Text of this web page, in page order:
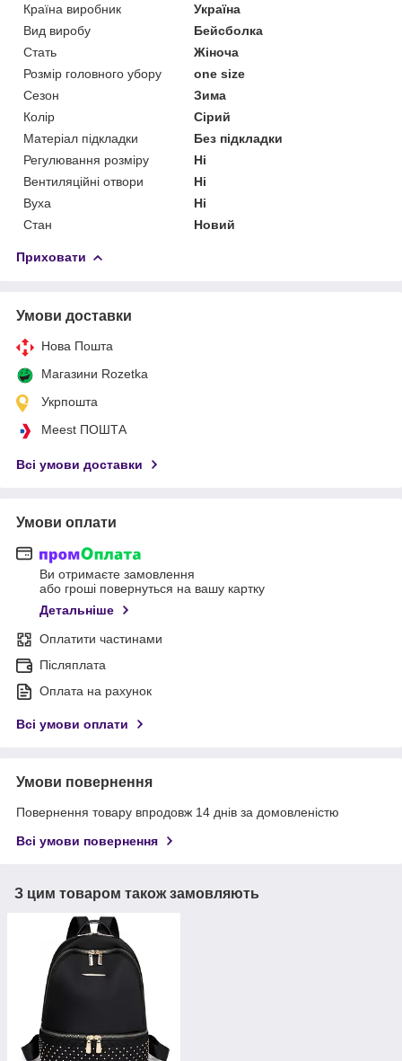
Країна виробник
Україна
Вид виробу
Бейсболка
Стать
Жіноча
Розмір головного убору
one size
Сезон
Зима
Колір
Сірий
Матеріал підкладки
Без підкладки
Регулювання розміру
Ні
Вентиляційні отвори
Ні
Вуха
Ні
Стан
Новий
Приховати
Умови доставки
Нова Пошта
Магазини Rozetka
Укрпошта
Meest ПОШТА
Всі умови доставки
Умови оплати
Ви отримаєте замовлення
або гроші повернуться на вашу картку
Детальніше
Оплатити частинами
Післяплата
Оплата на рахунок
Всі умови оплати
Умови повернення
Повернення товару впродовж 14 днів за домовленістю
Всі умови повернення
З цим товаром також замовляють